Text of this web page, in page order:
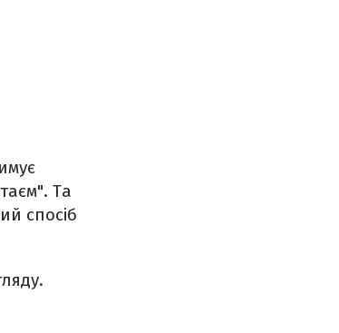
Та
спосіб